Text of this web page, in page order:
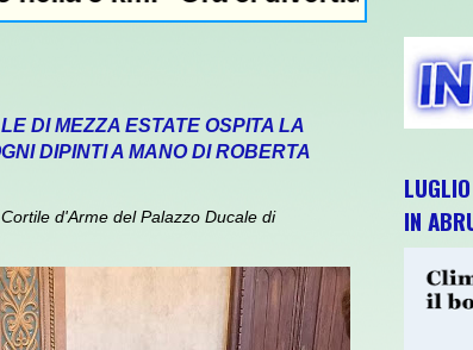
DI MEZZA ESTATE OSPITA LA
DIPINTI A MANO DI ROBERTA
d'Arme del Palazzo Ducale di
IN